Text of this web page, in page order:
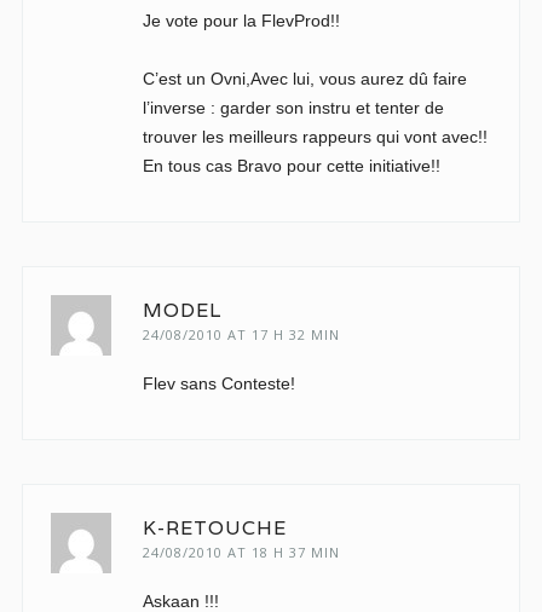
Je vote pour la FlevProd!!
C’est un Ovni,Avec lui, vous aurez dû faire
l’inverse : garder son instru et tenter de
trouver les meilleurs rappeurs qui vont avec!!
En tous cas Bravo pour cette initiative!!
MODEL
24/08/2010 AT 17 H 32 MIN
Flev sans Conteste!
K-RETOUCHE
24/08/2010 AT 18 H 37 MIN
Askaan !!!